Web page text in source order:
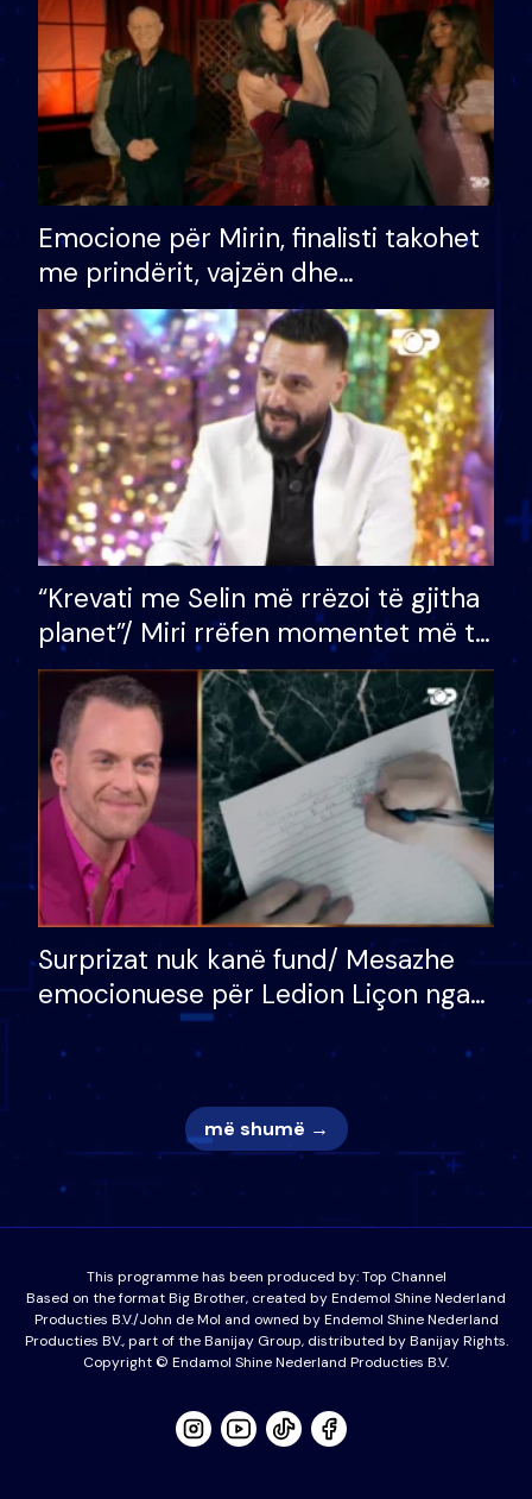
Emocione për Mirin, finalisti takohet
me prindërit, vajzën dhe
bashkëshorten: S’kemi ndonjë letër
divorci apo jo?
“Krevati me Selin më rrëzoi të gjitha
planet”/ Miri rrëfen momentet më të
bukura në shtëpinë e BB VIP: Do më
mungojë zilja e mëngjesit kur…
Surprizat nuk kanë fund/ Mesazhe
emocionuese për Ledion Liçon nga
nëna dhe fëmijët e tij, moderatori
nuk i mban dot lotët: Nuk meritoj…
më shumë →
This programme has been produced by:Top Channel
Based on the format Big Brother, created by Endemol Shine Nederland
Producties B.V./John de Mol and owned by Endemol Shine Nederland
Producties BV., part of the Banijay Group, distributed by Banijay Rights.
Copyright © Endamol Shine Nederland Producties B.V.